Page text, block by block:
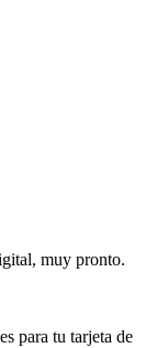
muy pronto.
para tu tarjeta de